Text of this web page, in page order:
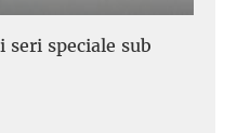
seri speciale sub